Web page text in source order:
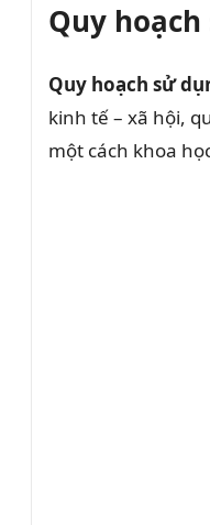
Quy
Quy hoạch sử
kinh tế – xã hội,
một cách khoa